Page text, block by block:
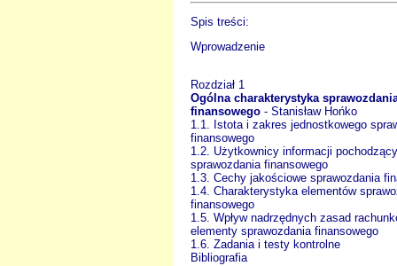
Spis treści:
Wprowadzenie
Rozdział 1
Ogólna charakterystyka
finansowego - Stanisław Hońko
1.1. Istota i zakres jednostkowego
finansowego
1.2. Użytkownicy informacji
sprawozdania finansowego
1.3. Cechy jakościowe sprawozdania
1.4. Charakterystyka elementów
finansowego
1.5. Wpływ nadrzędnych zasad
elementy sprawozdania finansowego
1.6. Zadania i testy kontrolne
Bibliografia